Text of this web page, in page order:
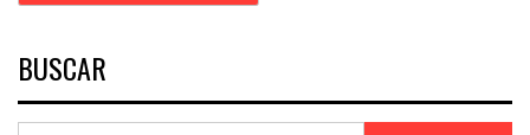
BUSCAR